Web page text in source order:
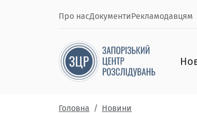
Про насДокументиРекламодавцям
Головна Новини